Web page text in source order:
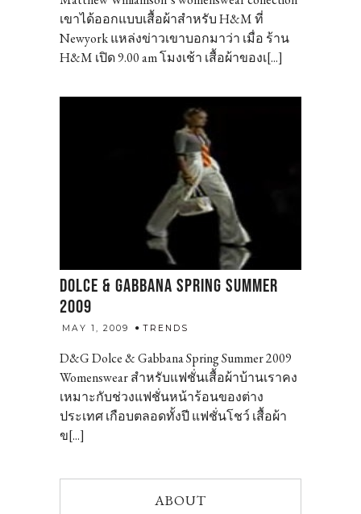
เขาได้ออกแบบเสื้อผ้าสำหรับ H&M ที่
Newyork แหล่งข่าวเขาบอกมาว่า เมื่อ ร้าน
H&M เปิด 9.00 am โมงเช้า เสื้อผ้าของเ[...]
DOLCE & GABBANA SPRING SUMMER
2009
MAY 1, 2009 TRENDS
D&G Dolce & Gabbana Spring Summer 2009
Womenswear สำหรับแฟชั่นเสื้อผ้าบ้านเราคง
เหมาะกับช่วงแฟชั่นหน้าร้อนของต่าง
ประเทศ เกือบตลอดทั้งปี แฟชั่นโชว์ เสื้อผ้า
ข[...]
ABOUT